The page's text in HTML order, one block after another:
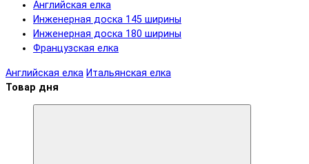
Английская елка
Инженерная доска 145 ширины
Инженерная доска 180 ширины
Французская елка
Английская елка Итальянская елка
Товар дня